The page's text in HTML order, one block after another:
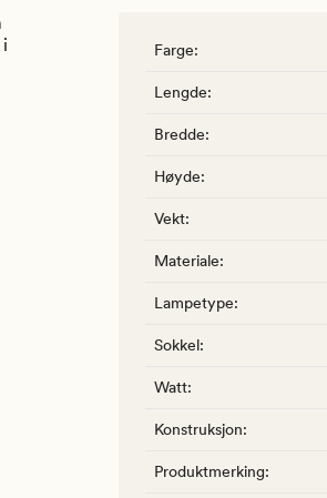
i
Farge:
Lengde:
Bredde:
Høyde:
Vekt:
Materiale:
Lampetype:
Sokkel:
Watt:
Konstruksjon:
Produktmerking: